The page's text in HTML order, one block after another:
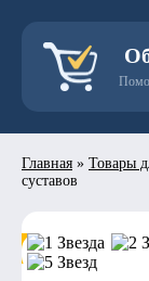
Главная » Товары
суставов
- 50%